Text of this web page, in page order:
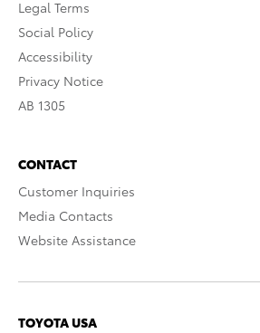
Legal Terms
Social Policy
Accessibility
Privacy Notice
AB 1305
CONTACT
Customer Inquiries
Media Contacts
Website Assistance
TOYOTA USA